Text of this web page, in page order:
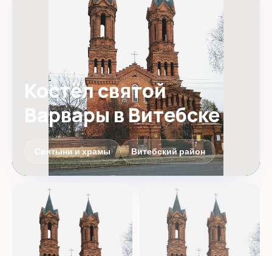
Костёл святой
Варвары в Витебске
Святыни и храмы Витебский район